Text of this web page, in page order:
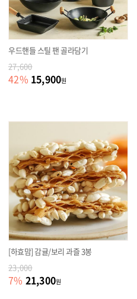
우드핸들 스틸 팬 골라담기
27,600
42% 15,900원
[하효맘] 감귤/보리 과즐 3봉
23,000
7% 21,300원